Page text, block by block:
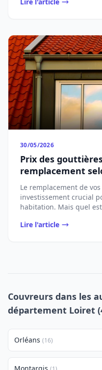
30/05/2026
Prix des
remplacement
Le remplacement de
investissement crucial
habitation. Mais quel
Lire l'article
Couvreurs dans les
département Loiret
Orléans (16)